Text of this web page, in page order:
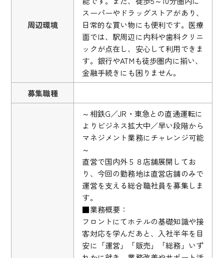
周辺環境
スーパーやドラッグストアがあり、
日常的な買い物にも便利です。医療
面では、駅周辺に内科や歯科クリニ
ックが点在し、安心して利用できま
す。銀行やATMも徒歩圏内に揃い、
金融手続きにも困りません。
募集職種
～相鉄G／JR・東急との直通運転に
よりビジネス拡大中／早い段階から
マネジメント業務にチャレンジ可能
～
直営で国内外５８店舗展開してお
り、今回の勤務地は直営店舗のみで
運営を支える総合職社員を募集しま
す。
■業務概要：
フロントにてホテルの基礎知識や接
客対応を学んだあと、入社半年を目
安に「運営」「販売」「総務」いず